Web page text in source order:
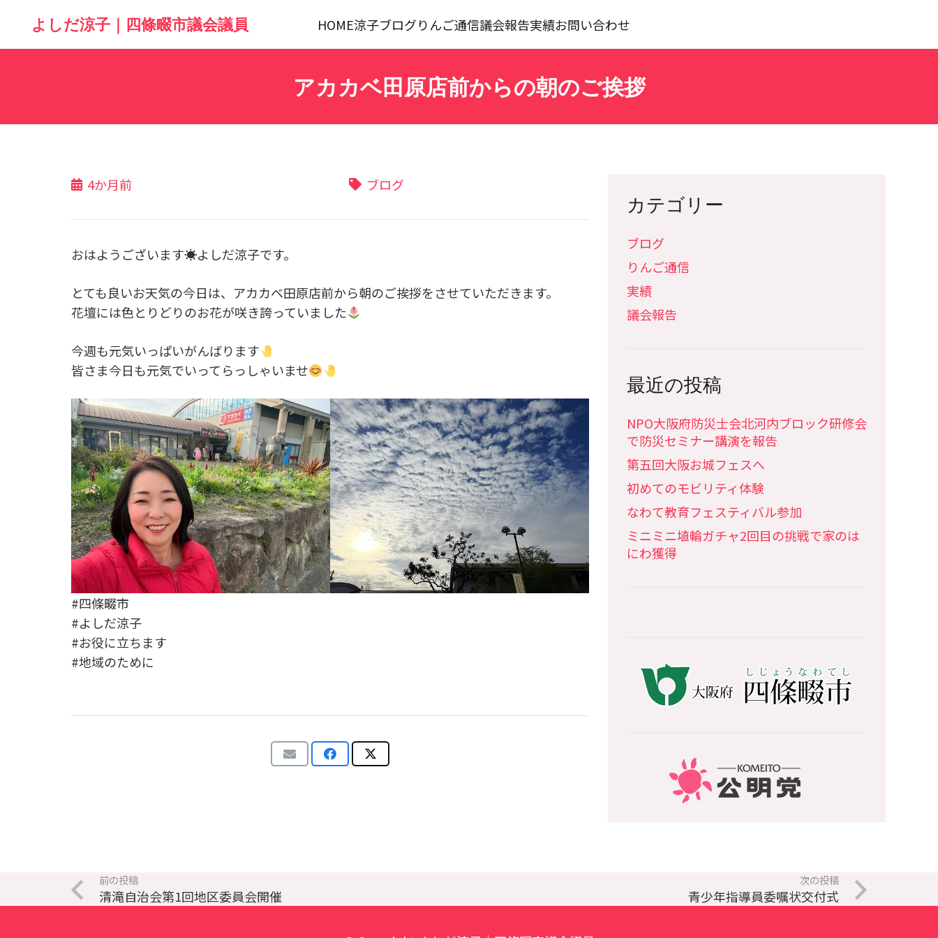
よしだ涼子｜四條畷市議会議員 HOME涼子ブログりんご通信議会報告実績お問い合わせ
アカカベ田原店前からの朝のご挨拶
4か月前 ブログ
おはようございます☀よしだ涼子です。
とても良いお天気の今日は、アカカベ田原店前から朝のご挨拶をさせていただきます。
花壇には色とりどりのお花が咲き誇っていました
今週も元気いっぱいがんばります
皆さま今日も元気でいってらっしゃいませ
#四條畷市
#よしだ涼子
#お役に立ちます
#地域のために
カテゴリー
ブログ
りんご通信
実績
議会報告
最近の投稿
NPO大阪府防災士会北河内ブロック研修会
で防災セミナー講演を報告
第五回大阪お城フェスへ
初めてのモビリティ体験
なわて教育フェスティバル参加
ミニミニ埴輪ガチャ2回目の挑戦で家のは
にわ獲得
前の投稿
清滝自治会第1回地区委員会開催
次の投稿
青少年指導員委嘱状交付式